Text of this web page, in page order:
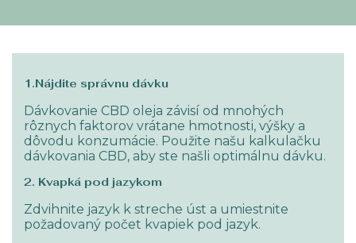
1.Nájdite správnu dávku
Dávkovanie CBD oleja závisí od mnohých
rôznych faktorov vrátane hmotnosti, výšky a
dôvodu konzumácie. Použite našu kalkulačku
dávkovania CBD, aby ste našli optimálnu dávku.
2. Kvapká pod jazykom
Zdvihnite jazyk k streche úst a umiestnite
požadovaný počet kvapiek pod jazyk.